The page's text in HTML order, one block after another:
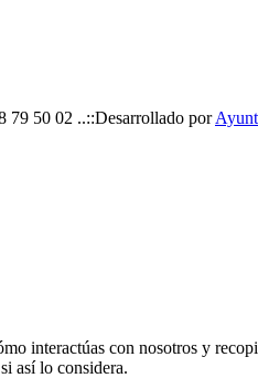
79 50 02 ..::Desarrollado por
interactúas con nosotros y
así lo considera.